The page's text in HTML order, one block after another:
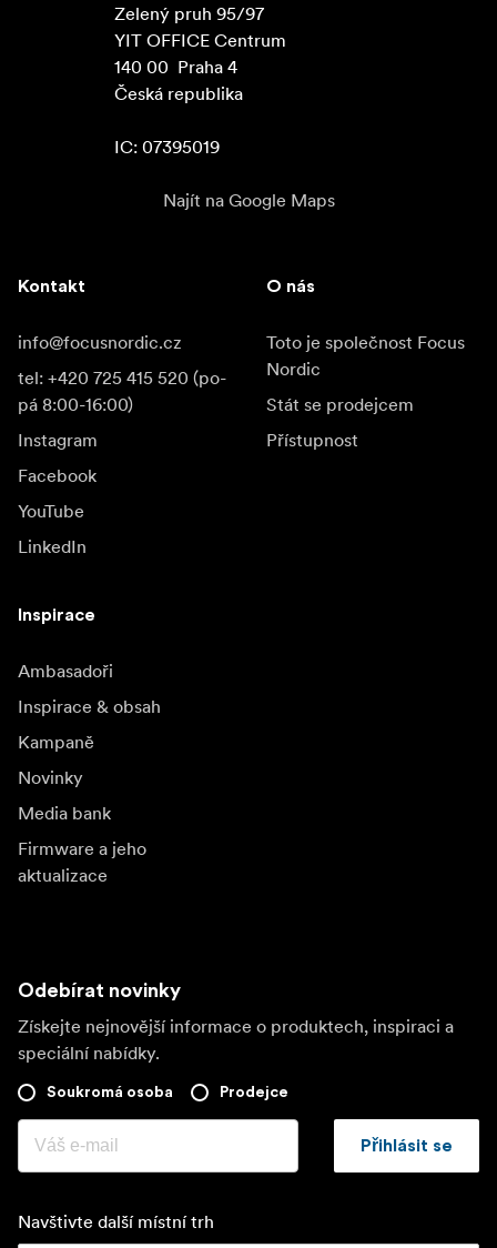
Zelený pruh 95/97
YIT OFFICE Centrum
140 00  Praha 4
Česká republika
IC: 07395019
Najít na Google Maps
Kontakt
info@focusnordic.cz
tel: +420 725 415 520 (po-
pá 8:00-16:00)
Instagram
Facebook
YouTube
LinkedIn
O nás
Toto je společnost Focus
Nordic
Stát se prodejcem
Přístupnost
Inspirace
Ambasadoři
Inspirace & obsah
Kampaně
Novinky
Media bank
Firmware a jeho
aktualizace
Odebírat novinky
Získejte nejnovější informace o produktech, inspiraci a
speciální nabídky.
Soukromá osoba Prodejce
Přihlásit se
Navštivte další místní trh